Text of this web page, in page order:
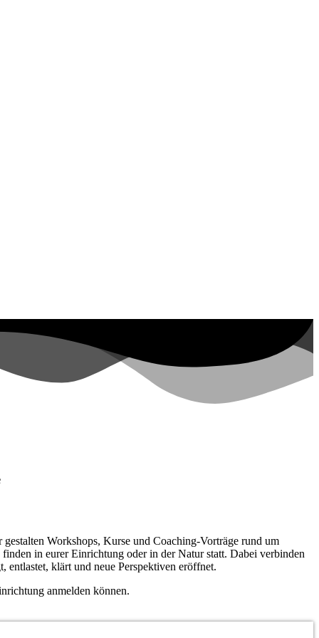
Workshops, Kurse und Coaching-Vorträge rund um
in eurer Einrichtung oder in der Natur statt. Dabei verbinden
klärt und neue Perspektiven eröffnet.
anmelden können.